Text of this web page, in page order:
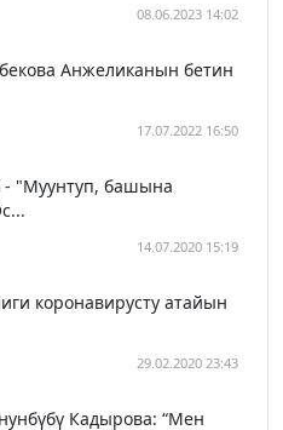
08.06.2023 14:02
Анжеликанын бетин
17.07.2022 16:50
"Муунтуп, башына
14.07.2020 15:19
коронавирусту атайын
29.02.2020 23:43
Кадырова: “Мен